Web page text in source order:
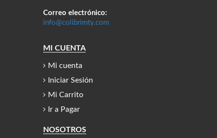
Correo electrónico:
info@colibrimty.com
MI CUENTA
Mi cuenta
Iniciar Sesión
Mi Carrito
Ir a Pagar
NOSOTROS